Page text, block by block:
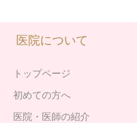
医院について
トップページ
初めての方へ
医院・医師の紹介